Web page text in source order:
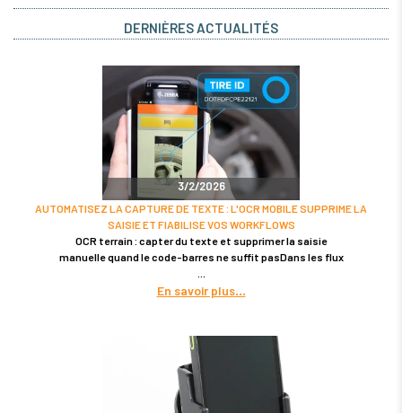
DERNIÈRES ACTUALITÉS
3/2/2026
AUTOMATISEZ LA CAPTURE DE TEXTE : L'OCR MOBILE SUPPRIME LA
SAISIE ET FIABILISE VOS WORKFLOWS
OCR terrain : capter du texte et supprimer la saisie
manuelle quand le code-barres ne suffit pasDans les flux
En savoir plus